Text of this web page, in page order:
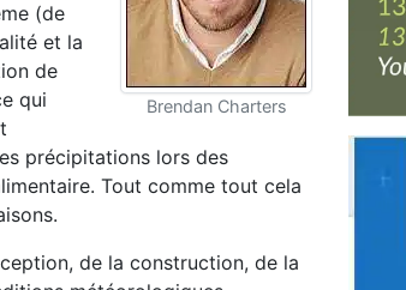
Brendan Charters
(de
et la
de
qui
précipitations lors des
Tout comme tout cela
de la construction, de la